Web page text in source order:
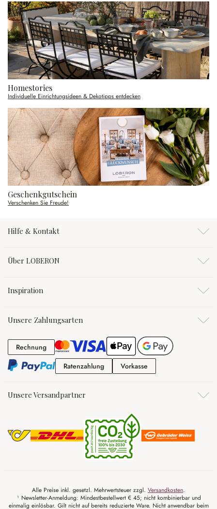
Homestories
Individuelle Einrichtungsideen & Dekotipps entdecken
Geschenkgutschein
Verschenken Sie Freude!
Hilfe & Kontakt
Über LOBERON
Inspiration
Unsere Zahlungsarten
RechnungRechnung
RatenzahlungRatenzahlung
Vorkasse
Unsere Versandpartner
Alle Preise inkl. gesetzl. Mehrwertsteuer zzgl. Versandkosten.
¹ Newsletter-Anmeldung: Mindestbestellwert € 45; nicht kombinierbar und
einmalig einlösbar. Gilt nicht auf bereits reduzierte Ware. Nicht anwendbar beim